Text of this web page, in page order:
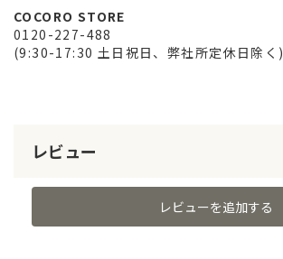
COCORO STORE
0120-227-488
(9:30-17:30 土日祝日、弊社所定休日除く)
レビュー
レビューを追加する